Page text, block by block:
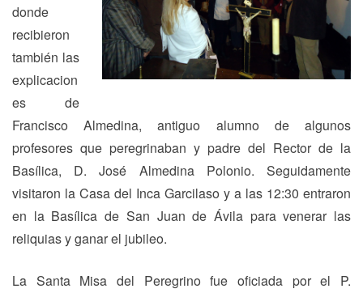
donde
recibieron
también las
explicacion
es de
Francisco Almedina, antiguo alumno de algunos
profesores que peregrinaban y padre del Rector de la
Basílica, D. José Almedina Polonio. Seguidamente
visitaron la Casa del Inca Garcilaso y a las 12:30 entraron
en la Basílica de San Juan de Ávila para venerar las
reliquias y ganar el jubileo.
La Santa Misa del Peregrino fue oficiada por el P.